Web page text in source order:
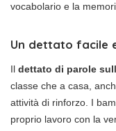
vocabolario e la
Un dettato facile
Il dettato di parole
classe che a casa,
attività di rinforzo. I
proprio lavoro con la